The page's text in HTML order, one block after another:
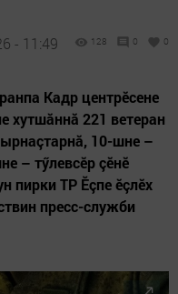
- 11:49 128 0 0
Кадр центрӗсене
хутшăннă 221 ветеран
10-шне –
– тӳлевсӗр çӗнӗ
пирки ТР Ӗçпе ӗçлӗх
пресс-служби